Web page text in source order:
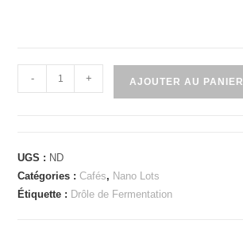
de
Ferme
Yayo
-
- + AJOUTER AU PANIER
UGS : ND
Catégories :Cafés, Nano Lots
Étiquette : Drôle de Fermentation